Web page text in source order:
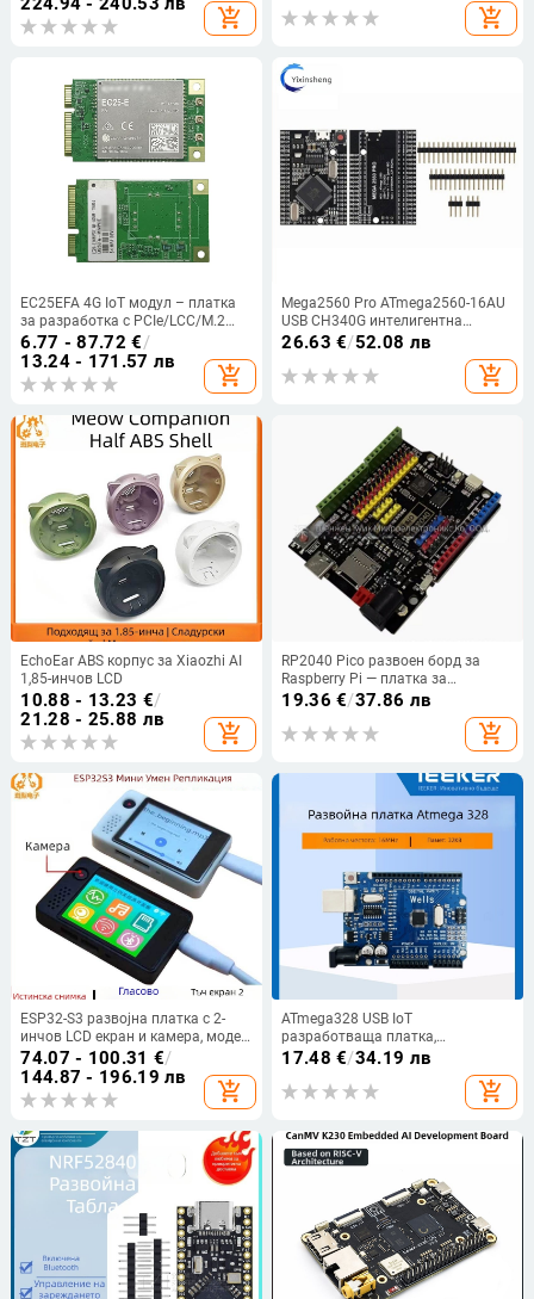
add_shopping_cart add_shopping_cart
EC25EFA 4G IoT модул – платка
за разработка с PCIe/LCC/M.2
интерфейси, Feihong
6.77 - 87.72 €/
13.24 - 171.57 лв
add_shopping_cart
Mega2560 Pro ATmega2560-16AU
USB CH340G интелигентна
електронна развойна платка
26.63 €/52.08 лв
add_shopping_cart
EchoEar ABS корпус за Xiaozhi AI
1,85-инчов LCD
10.88 - 13.23 €/
21.28 - 25.88 лв
add_shopping_cart
RP2040 Pico развоен борд за
Raspberry Pi — платка за
програмиране и учене на
19.36 €/37.86 лв
add_shopping_cart
ESP32-S3 развојна платка с 2-
инчов LCD екран и камера, модел
N16R8
74.07 - 100.31 €/
144.87 - 196.19 лв
add_shopping_cart
ATmega328 USB IoT
разработваща платка,
съвместима с Arduino Uno R3 —
IP20, за вградени разработки
17.48 €/34.19 лв
add_shopping_cart